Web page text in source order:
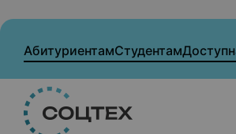
АбитуриентамСтудентам